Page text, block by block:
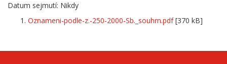
Datum sejmutí: Nikdy
Oznameni-podle-z.-250-2000-Sb._souhrn.pdf[370 kB]